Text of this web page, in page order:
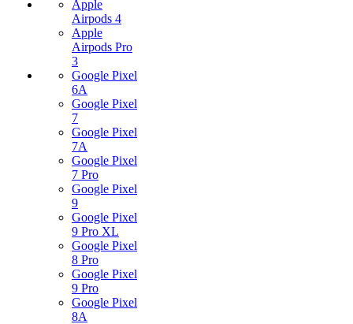
Apple
Airpods 4
Apple
Airpods Pro
3
Google Pixel
6A
Google Pixel
7
Google Pixel
7А
Google Pixel
7 Pro
Google Pixel
9
Google Pixel
9 Pro XL
Google Pixel
8 Pro
Google Pixel
9 Pro
Google Pixel
8A